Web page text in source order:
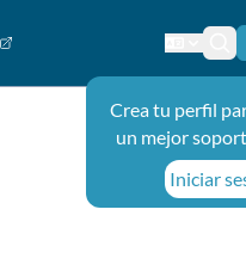
Crea tu perfil
un mejor
Iniciar